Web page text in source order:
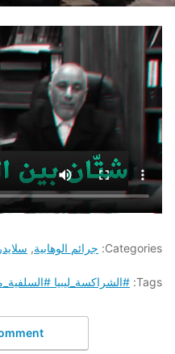
Categories: جرائم الوهابية, سلايدر
Tags: #الشراكسة_ليبيا